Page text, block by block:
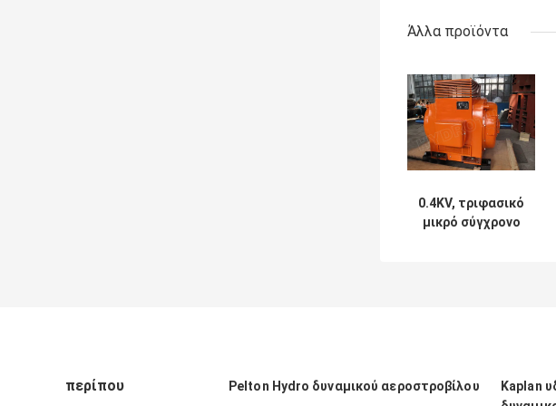
Άλλα προϊόντα
0.4KV, τριφασικό
μικρό σύγχρονο
περίπου Pelton Hydro δυναμικού αεροστροβίλου
Kaplan